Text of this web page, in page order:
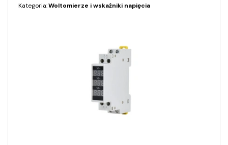
Kategoria:Woltomierze i wskaźniki napięcia